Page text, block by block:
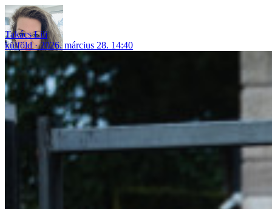
Takács Lili
külföld
2026. március 28. 14:40